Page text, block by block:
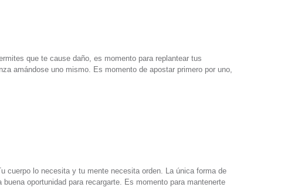
que te cause daño, es momento para replantear tus
amándose uno mismo. Es momento de apostar primero por uno,
cuerpo lo necesita y tu mente necesita orden. La única forma de
oportunidad para recargarte. Es momento para mantenerte